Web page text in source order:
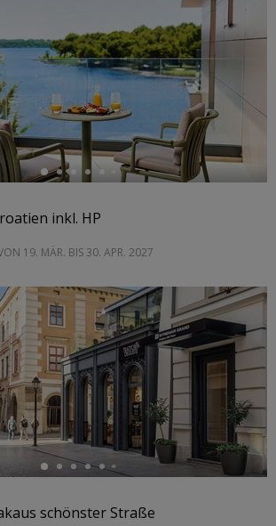
inkl. HP
19. MÄR. BIS 30. APR. 2027
schönster Straße